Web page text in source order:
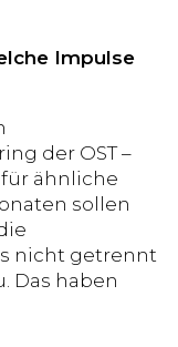
Impulse
der OST –
ähnliche
sollen
nicht getrennt
Das haben